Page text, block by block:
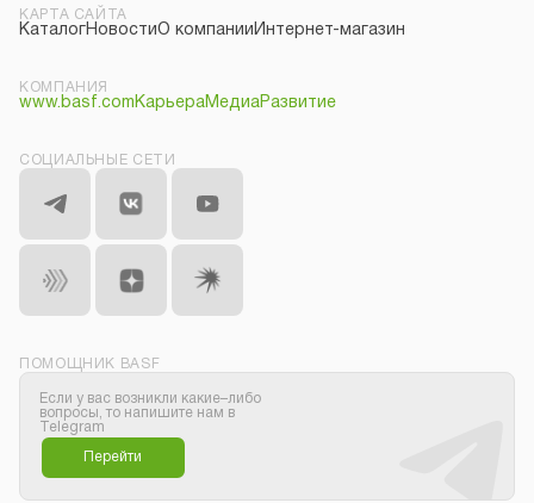
КАРТА САЙТА
КаталогНовостиО компании Интернет-магазин
КОМПАНИЯ
www.basf.com КарьераМедиаРазвитие
СОЦИАЛЬНЫЕ СЕТИ
ПОМОЩНИК BASF
Если у вас возникли какие–либо
вопросы, то напишите нам в
Telegram
Перейти